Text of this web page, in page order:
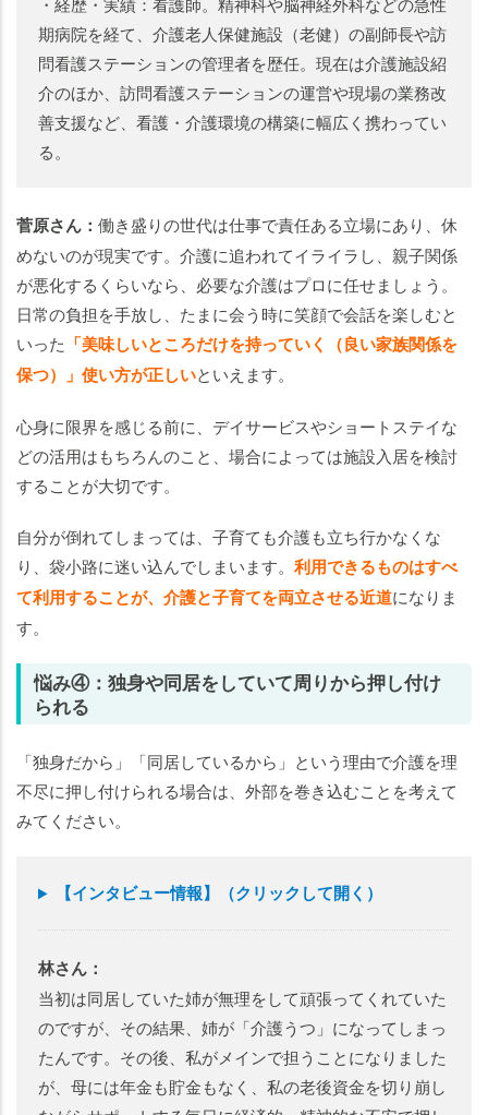
期病院を経て、介護老人保健施設（老健）の副師長や訪
問看護ステーションの管理者を歴任。現在は介護施設紹
介のほか、訪問看護ステーションの運営や現場の業務改
善支援など、看護・介護環境の構築に幅広く携わってい
る。
菅原さん： 働き盛りの世代は仕事で責任ある立場にあり、休
めないのが現実です。介護に追われてイライラし、親子関係
が悪化するくらいなら、必要な介護はプロに任せましょう。
日常の負担を手放し、たまに会う時に笑顔で会話を楽しむと
いった 「美味しいところだけを持っていく（良い家族関係を
保つ）」使い方が正しいといえます。
心身に限界を感じる前に、デイサービスやショートステイな
どの活用はもちろんのこと、場合によっては施設入居を検討
することが大切です。
自分が倒れてしまっては、子育ても介護も立ち行かなくな
り、袋小路に迷い込んでしまいます。 利用できるものはすべ
て利用することが、介護と子育てを両立させる近道になりま
す。
悩み④：独身や同居をしていて周りから押し付け
られる
「独身だから」「同居しているから」という理由で介護を理
不尽に押し付けられる場合は、外部を巻き込むことを考えて
みてください。
【インタビュー情報】（クリックして開く）
林さん：
当初は同居していた姉が無理をして頑張ってくれていた
のですが、その結果、姉が「介護うつ」になってしまっ
たんです。その後、私がメインで担うことになりました
が、母には年金も貯金もなく、私の老後資金を切り崩し